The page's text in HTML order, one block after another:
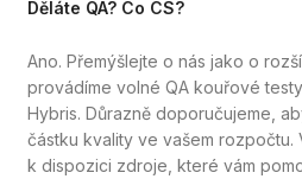
Děláte QA? Co CS?
Ano. Přemýšlejte o nás jako o
provádíme volné QA kouřové
Hybris. Důrazně doporučujeme,
částku kvality ve vašem rozpočtu.
k dispozici zdroje, které vám